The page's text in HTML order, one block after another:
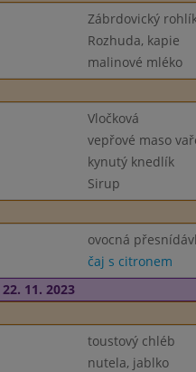
Zábrdovický
Rozhuda, kapie
malinové mléko
Vločková
vepřové maso
kynutý knedlík
Sirup
ovocná
čaj s citronem
11. 2023
toustový chléb
nutela, jablko